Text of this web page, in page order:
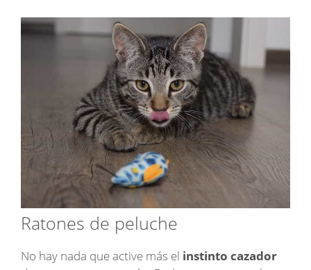
Ratones de peluche
No hay nada que active más el instinto cazador